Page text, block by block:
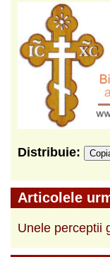
Distribuie:
Articolele
Unele perceptii